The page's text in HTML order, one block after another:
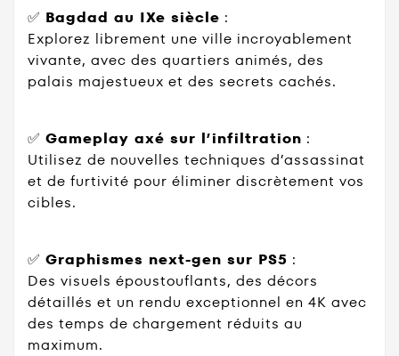
✅ Bagdad au IXe siècle :
Explorez librement une ville incroyablement
vivante, avec des quartiers animés, des
palais majestueux et des secrets cachés.
✅ Gameplay axé sur l’infiltration :
Utilisez de nouvelles techniques d’assassinat
et de furtivité pour éliminer discrètement vos
cibles.
✅ Graphismes next-gen sur PS5 :
Des visuels époustouflants, des décors
détaillés et un rendu exceptionnel en 4K avec
des temps de chargement réduits au
maximum.